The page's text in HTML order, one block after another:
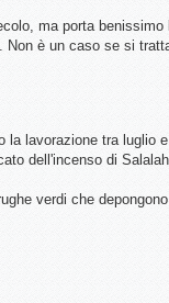
ma porta benissimo
Non è un caso se si
la lavorazione tra luglio e
dell'incenso di
verdi che